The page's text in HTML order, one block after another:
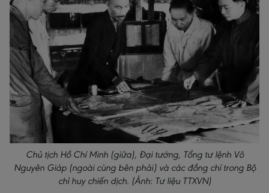
Chủ tịch Hồ Chí Minh (giữa), Đại tướng, Tổng tư lệnh Võ
Nguyên Giáp (ngoài cùng bên phải) và các đồng chí trong Bộ
chỉ huy chiến dịch. (Ảnh: Tư liệu TTXVN)